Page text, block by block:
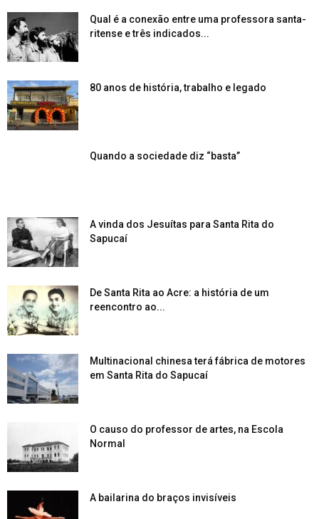
Qual é a conexão entre uma professora santa-
ritense e três indicados...
80 anos de história, trabalho e legado
Quando a sociedade diz “basta”
A vinda dos Jesuítas para Santa Rita do
Sapucaí
De Santa Rita ao Acre: a história de um
reencontro ao...
Multinacional chinesa terá fábrica de motores
em Santa Rita do Sapucaí
O causo do professor de artes, na Escola
Normal
A bailarina do braços invisíveis